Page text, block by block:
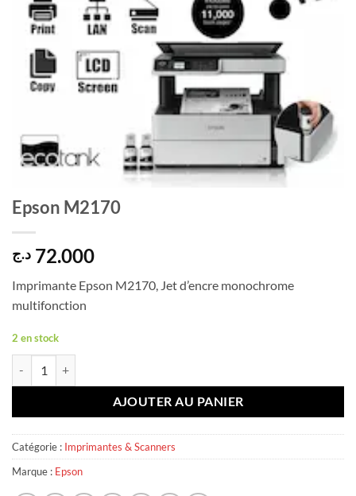
Epson M2170
72.000 د.ج
Imprimante Epson M2170, Jet d’encre monochrome
multifonction
2 en stock
AJOUTER AU PANIER
Catégorie : Imprimantes & Scanners
Marque : Epson